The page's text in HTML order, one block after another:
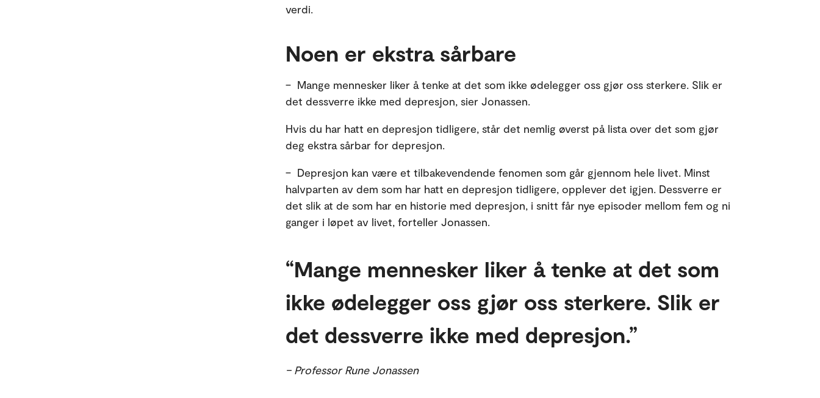
verdi.
Noen er ekstra sårbare
– Mange mennesker liker å tenke at det som ikke ødelegger oss gjør oss sterkere. Slik er
det dessverre ikke med depresjon, sier Jonassen.
Hvis du har hatt en depresjon tidligere, står det nemlig øverst på lista over det som gjør
deg ekstra sårbar for depresjon.
– Depresjon kan være et tilbakevendende fenomen som går gjennom hele livet. Minst
halvparten av dem som har hatt en depresjon tidligere, opplever det igjen. Dessverre er
det slik at de som har en historie med depresjon, i snitt får nye episoder mellom fem og ni
ganger i løpet av livet, forteller Jonassen.
Mange mennesker liker å tenke at det som
ikke ødelegger oss gjør oss sterkere. Slik er
det dessverre ikke med depresjon.
– Professor Rune Jonassen